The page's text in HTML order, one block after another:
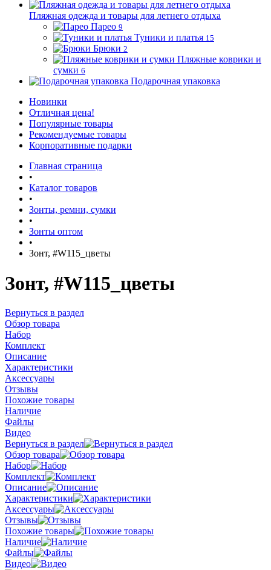
Пляжная одежда и товары для летнего отдыха
Парео 9
Туники и платья 15
Брюки 2
Пляжные коврики и
сумки 6
Подарочная упаковка
Новинки
Отличная цена!
Популярные товары
Рекомендуемые товары
Корпоративные подарки
Главная страница
•
Каталог товаров
•
Зонты, ремни, сумки
•
Зонты оптом
•
Зонт, #W115_цветы
Зонт, #W115_цветы
Вернуться в раздел
Обзор товара
Набор
Комплект
Описание
Характеристики
Аксессуары
Отзывы
Похожие товары
Наличие
Файлы
Видео
Вернуться в раздел
Обзор товара
Набор
Комплект
Описание
Характеристики
Аксессуары
Отзывы
Похожие товары
Наличие
Файлы
Видео